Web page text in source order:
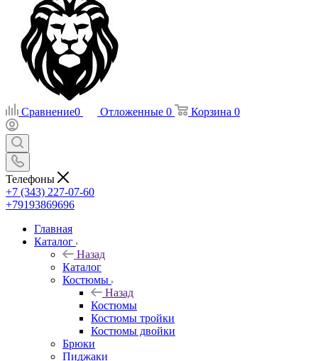
Сравнение0 Отложенные 0 Корзина 0
Телефоны
+7 (343) 227-07-60
+79193869696
Главная
Каталог
Назад
Каталог
Костюмы
Назад
Костюмы
Костюмы тройки
Костюмы двойки
Брюки
Пиджаки